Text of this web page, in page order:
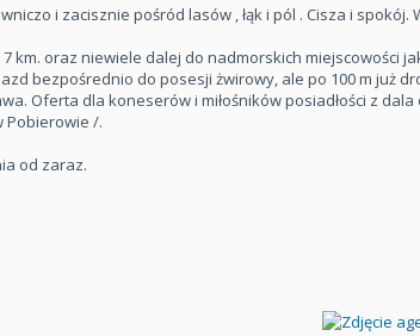
i zacisznie pośród lasów , łąk i pól . Cisza i
7 km. oraz niewiele dalej do nadmorskich miejscowości
bezpośrednio do posesji żwirowy, ale po 100 m już
Oferta dla koneserów i miłośników posiadłości z
Pobierowie /.
od zaraz.